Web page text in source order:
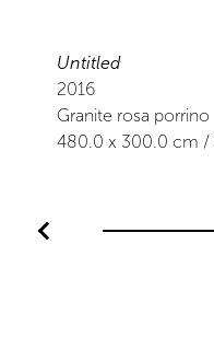
Untitled
2016
Granite rosa porrino
480.0 x 300.0 cm /